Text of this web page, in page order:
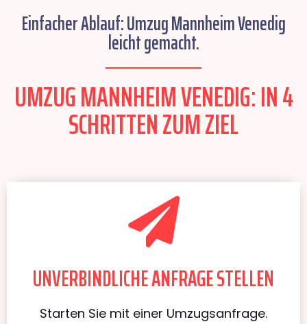
Einfacher Ablauf: Umzug Mannheim Venedig
leicht gemacht.
UMZUG MANNHEIM VENEDIG: IN 4
SCHRITTEN ZUM ZIEL
UNVERBINDLICHE ANFRAGE STELLEN
Starten Sie mit einer Umzugsanfrage.